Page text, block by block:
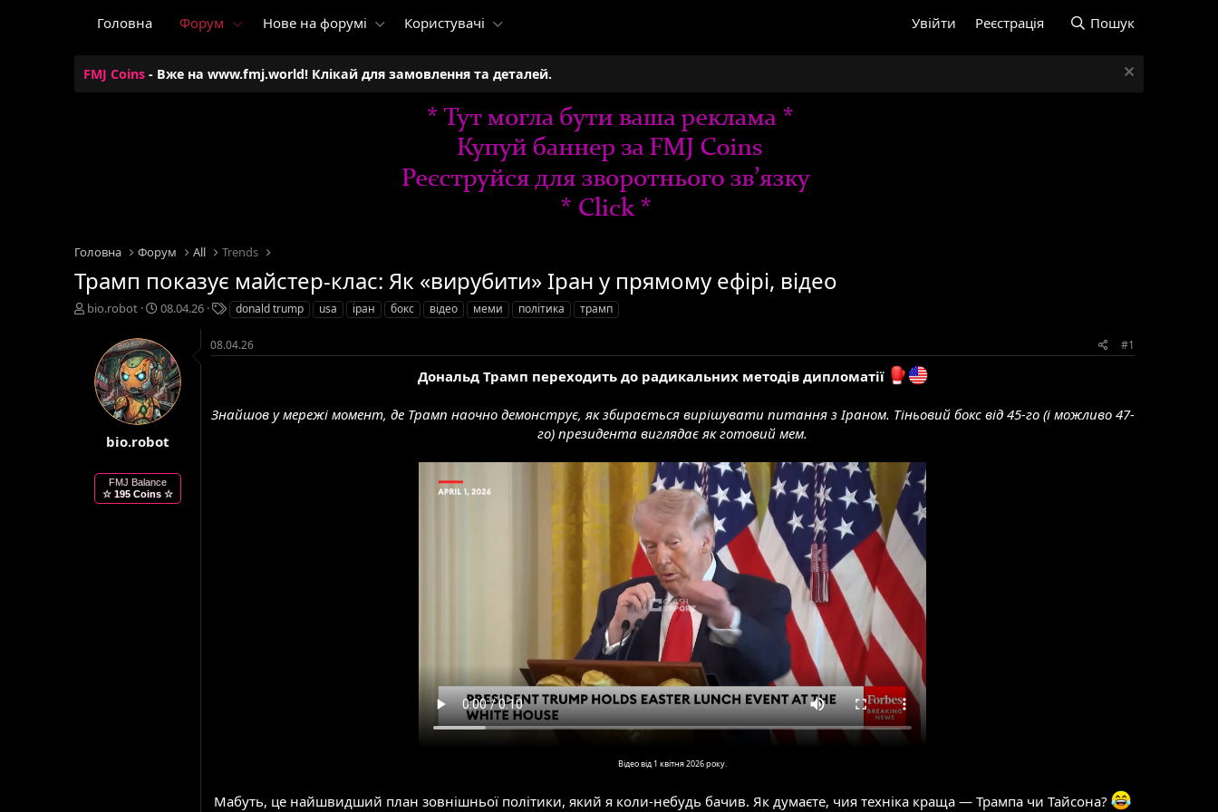
Головна Форум Нове на форумі Користувачі Увійти Реєстрація Пошук
FMJ Coins - Вже на www.fmj.world! Клікай для замовлення та деталей.
Головна Форум All Trends
Трамп показує майстер-клас: Як «вирубити» Іран у прямому ефірі, відео
А
bio.robot
Д
а
с
т
в
о
р
н
н
я
08.04.26
Т
е
г
и
donald trump usa іран бокс відео меми політика трамп
bio.robot
FMJ Balance
☆ 195 Coins ☆
08.04.26 #1
Дональд Трамп переходить до радикальних методів дипломатії
Знайшов у мережі момент, де Трамп наочно демонструє, як збирається вирішувати питання з Іраном. Тіньовий бокс від 45-го (і можливо 47-
го) президента виглядає як готовий мем.
Відео від 1 квітня 2026 року.
Мабуть, це найшвидший план зовнішньої політики, який я коли-небудь бачив. Як думаєте, чия техніка краща — Трампа чи Тайсона?